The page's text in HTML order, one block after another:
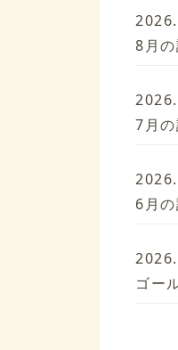
8月
7月
6月
ゴー